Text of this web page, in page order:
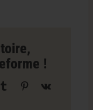
!
Tumblr Pinterest
Vk